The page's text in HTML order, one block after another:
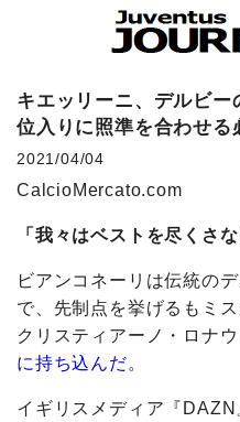
キエッリーニ、デルビ
位入りに照準を合わせる
2021/04/04
CalcioMercato.com
「我々はベストを尽くさ
ビアンコネーリは伝統の
で、先制点を挙げるもミ
クリスティアーノ・ロナ
に持ち込んだ。
イギリスメディア『